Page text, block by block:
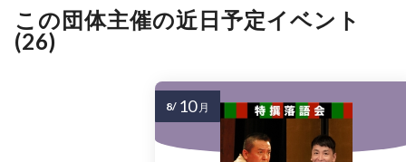
この団体主催の近日予定イベント
(26)
8/ 10 月